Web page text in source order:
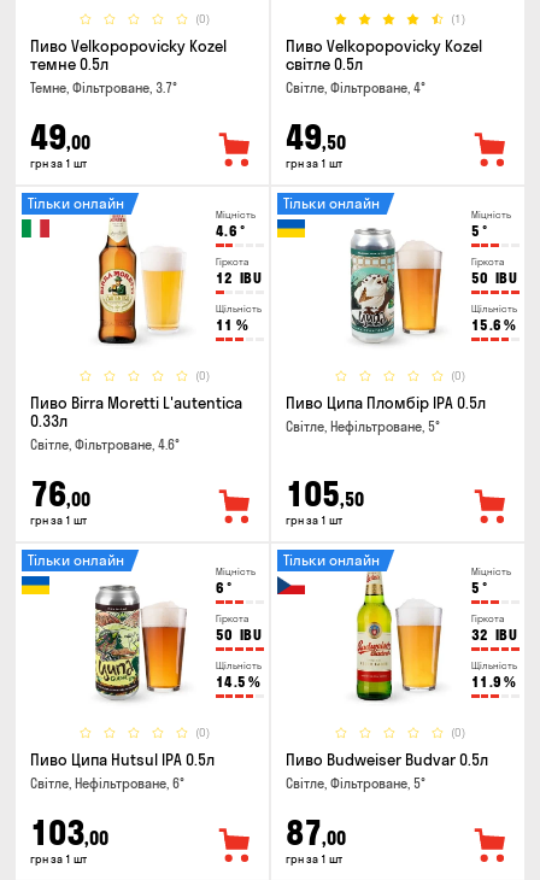
(0)
Пиво Velkopopovicky Kozel
темне 0.5л
Темне, Фільтроване, 3.7°
49,00
грн за 1 шт
(1)
Пиво Velkopopovicky Kozel
світле 0.5л
Світле, Фільтроване, 4°
49,50
грн за 1 шт
Міцність
4.6 °
Гіркота
12 IBU
Щільність
11 %
(0)
Тільки онлайн
Пиво Birra Moretti L'autentica
0.33л
Світле, Фільтроване, 4.6°
76,00
грн за 1 шт
Міцність
5 °
Гіркота
50 IBU
Щільність
15.6 %
(0)
Тільки онлайн
Пиво Ципа Пломбір IPA 0.5л
Світле, Нефільтроване, 5°
105,50
грн за 1 шт
Міцність
6 °
Гіркота
50 IBU
Щільність
14.5 %
(0)
Тільки онлайн
Пиво Ципа Hutsul IPA 0.5л
Світле, Нефільтроване, 6°
103,00
грн за 1 шт
Міцність
5 °
Гіркота
32 IBU
Щільність
11.9 %
(0)
Тільки онлайн
Пиво Budweiser Budvar 0.5л
Світле, Фільтроване, 5°
87,00
грн за 1 шт